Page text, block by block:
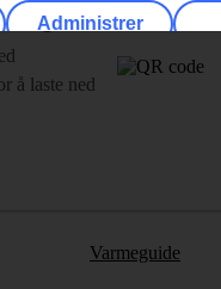
dag!
å laste ned
Varmeguide
Administrer